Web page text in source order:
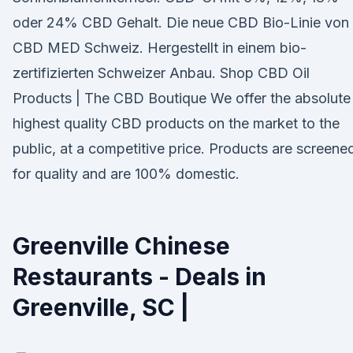
oder 24% CBD Gehalt. Die neue CBD Bio-Linie von
CBD MED Schweiz. Hergestellt in einem bio-
zertifizierten Schweizer Anbau. Shop CBD Oil
Products | The CBD Boutique We offer the absolute
highest quality CBD products on the market to the
public, at a competitive price. Products are
for quality and are 100% domestic.
Greenville Chinese
Restaurants - Deals in
Greenville, SC |